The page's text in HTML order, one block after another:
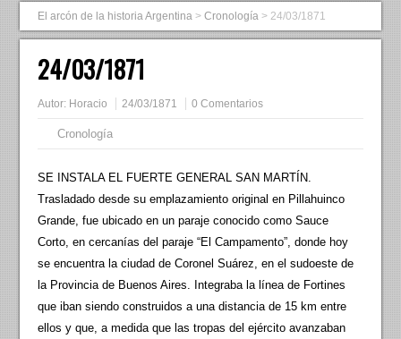
El arcón de la historia Argentina >Cronología >24/03/1871
24/03/1871
Autor: Horacio 24/03/1871 0 Comentarios
Cronología
SE INSTALA EL FUERTE GENERAL SAN MARTÍN.
Trasladado desde su emplazamiento original en Pillahuinco
Grande, fue ubicado en un paraje conocido como Sauce
Corto, en cercanías del paraje “El Campamento”, donde hoy
se encuentra la ciudad de Coronel Suárez, en el sudoeste de
la Provincia de Buenos Aires. Integraba la línea de Fortines
que iban siendo construidos a una distancia de 15 km entre
ellos y que, a medida que las tropas del ejército avanzaban